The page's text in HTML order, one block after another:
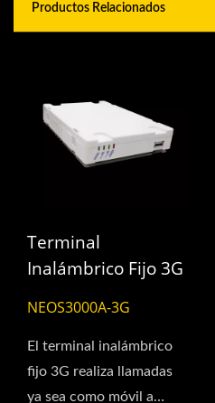
Productos Relacionados
Terminal
Inalámbrico Fijo 3G
NEOS3000A-3G
El terminal inalámbrico
fijo 3G realiza llamadas
ya sea como móvil a